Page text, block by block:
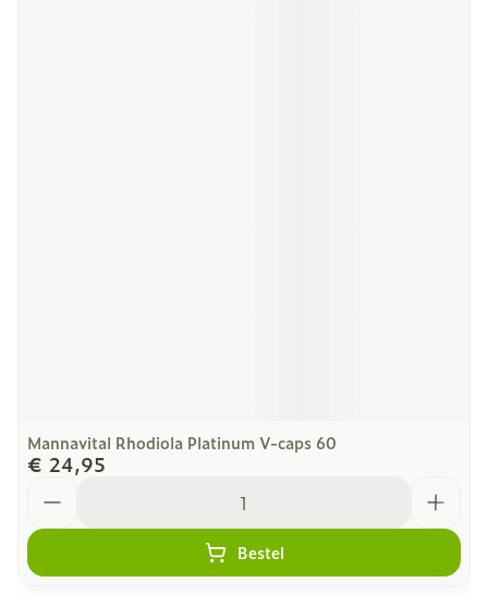
Mannavital Rhodiola Platinum V-caps 60
€ 24,95
Bestel